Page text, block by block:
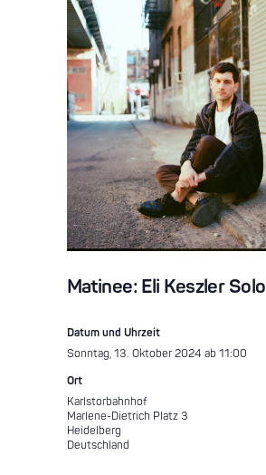
Matinee: Eli Keszler Solo
Datum und Uhrzeit
Sonntag, 13. Oktober 2024 ab 11:00
Ort
Karlstorbahnhof
Marlene-Dietrich Platz 3
Heidelberg
Deutschland